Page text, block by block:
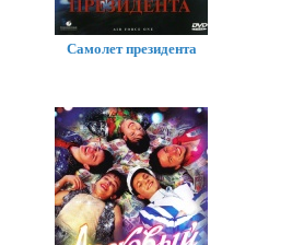
Самолет президента